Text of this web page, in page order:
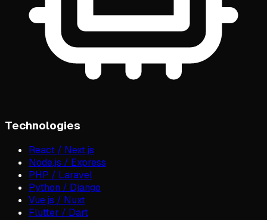
Technologies
React / Next.js
Node.js / Express
PHP / Laravel
Python / Django
Vue.js / Nuxt
Flutter / Dart